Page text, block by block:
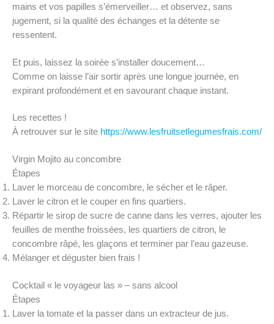
mains et vos papilles s’émerveiller… et observez, sans
jugement, si la qualité des échanges et la détente se
ressentent.
Et puis, laissez la soirée s’installer doucement…
Comme on laisse l’air sortir après une longue journée, en
expirant profondément et en savourant chaque instant.
Les recettes !
À retrouver sur le site https://www.lesfruitsetlegumesfrais.com/
Virgin Mojito au concombre
Étapes
Laver le morceau de concombre, le sécher et le râper.
Laver le citron et le couper en fins quartiers.
Répartir le sirop de sucre de canne dans les verres, ajouter les
feuilles de menthe froissées, les quartiers de citron, le
concombre râpé, les glaçons et terminer par l’eau gazeuse.
Mélanger et déguster bien frais !
Cocktail « le voyageur las » – sans alcool
Étapes
Laver la tomate et la passer dans un extracteur de jus.